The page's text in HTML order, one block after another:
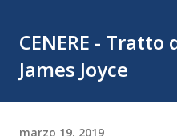
CENERE - Tratto
James Joyce
marzo 19, 2019